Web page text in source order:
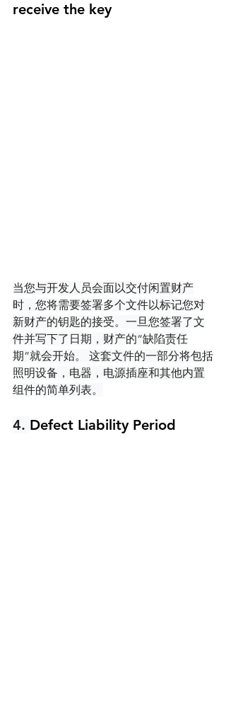
receive the key
当您与开发人员会面以交付闲置财产
时，您将需要签署多个文件以标记您对
新财产的钥匙的接受。一旦您签署了文
件并写下了日期，财产的“缺陷责任
期”就会开始。 这套文件的一部分将包括
照明设备，电器，电源插座和其他内置
组件的简单列表。
4. Defect Liability Period